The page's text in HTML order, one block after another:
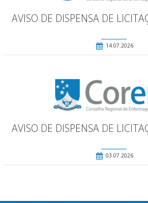
AVISO DE DISPENSA DE
14.07.2026
AVISO DE DISPENSA DE
03.07.2026